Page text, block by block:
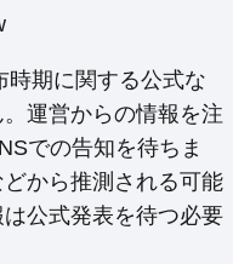
時期に関する公式な
運営からの情報を注
での告知を待ちま
から推測される可能
公式発表を待つ必要